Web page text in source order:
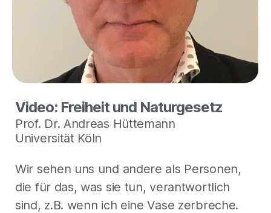
Video: Freiheit und Naturgesetz
Prof. Dr. Andreas Hüttemann
Universität Köln
Wir sehen uns und andere als Personen,
die für das, was sie tun, verantwortlich
sind, z.B. wenn ich eine Vase zerbreche.